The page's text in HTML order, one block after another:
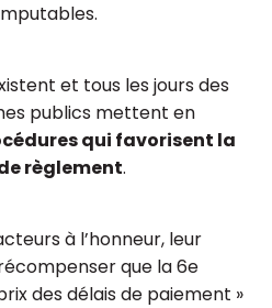
et tous les jours des
publics mettent en
qui favorisent la
règlement.
à l’honneur, leur
que la 6e
des délais de paiement »